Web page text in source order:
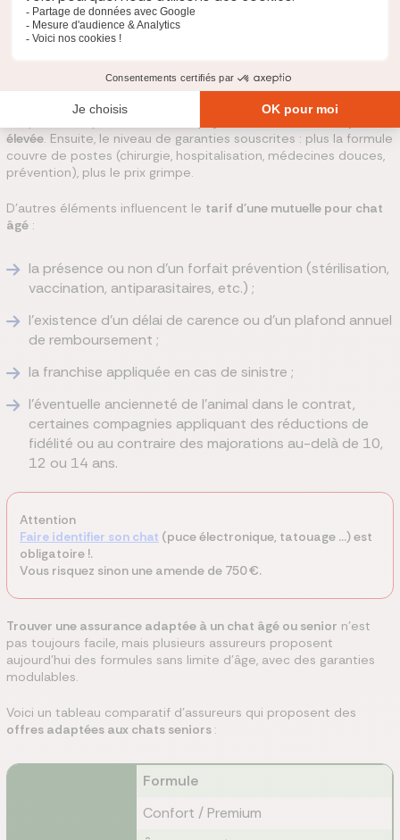
situe entre 15 € et 80 € par mois, selon le niveau de couverture
choisi et l’état de santé de l’animal. Cette large fourchette
D’abord, l’âge avancé de votre chat augmente mécaniquement
les risques pour l’assureur (maladies chroniques, soins plus
cotisation plus
élevée. Ensuite, le niveau de garanties souscrites : plus la formule
couvre de postes (chirurgie, hospitalisation, médecines douces,
prévention), plus le prix grimpe.
D’autres éléments influencent le tarif d'une mutuelle pour chat
âgé :
la présence ou non d’un forfait prévention (stérilisation,
vaccination, antiparasitaires, etc.) ;
l’existence d’un délai de carence ou d’un plafond annuel
de remboursement ;
la franchise appliquée en cas de sinistre ;
l’éventuelle ancienneté de l’animal dans le contrat,
certaines compagnies appliquant des réductions de
fidélité ou au contraire des majorations au-delà de 10,
12 ou 14 ans.
Attention
Faire identifier son chat (puce électronique, tatouage …) est
obligatoire !.
Vous risquez sinon une amende de 750 €.
Trouver une assurance adaptée à un chat âgé ou senior n’est
pas toujours facile, mais plusieurs assureurs proposent
aujourd’hui des formules sans limite d’âge, avec des garanties
modulables.
Voici un tableau comparatif d'assureurs qui proposent des
offres adaptées aux chats seniors :
Formule
Confort / Premium